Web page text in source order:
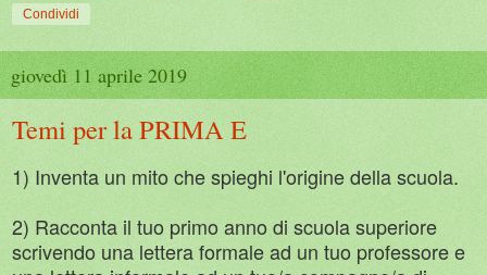
Condividi
giovedì 11 aprile 2019
Temi per la PRIMA E
1) Inventa un mito che spieghi l'origine della scuola.
2) Racconta il tuo primo anno di scuola superiore
scrivendo una lettera formale ad un tuo professore e